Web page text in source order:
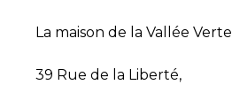
La maison de la Vallée
39 Rue de la Liberté,